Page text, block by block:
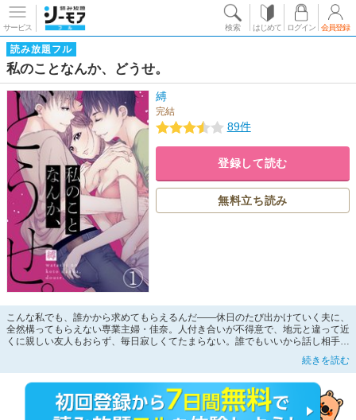
サービス 検索 はじめて ログイン 会員登録
読み放題フル
私のことなんか、どうせ。
縛
完結
89件
登録して読む
無料立ち読み
こんな私でも、誰かから求めてもらえるんだ――休日のたび出かけていく夫に、
全然構ってもらえない専業主婦・佳奈。人付き合いが不得意で、地元と違って近
くに親しい友人もおらず、毎日寂しくてたまらない。誰でもいいから話し相手が
欲しい…そんな気持ちから、友達作りのためマッチングアプリを使ってみること
に。こういうアプリって怖いイメージがあったけど、メッセージのやりとりだけ
やすい彼は佳奈の欲しい言葉をくれ、寂しさを埋めてくれた。本音で話せる友達
ができたと喜んでいた折、夫との久しぶりの休日デートで日々が充実し始めたと
思ったが…。
続きを読む